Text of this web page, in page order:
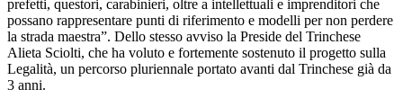
prefetti, questori, carabinieri, oltre a intellettuali e imprenditori che
possano rappresentare punti di riferimento e modelli per non perdere
la strada maestra”. Dello stesso avviso la Preside del Trinchese
Alieta Sciolti, che ha voluto e fortemente sostenuto il progetto sulla
Legalità, un percorso pluriennale portato avanti dal Trinchese già da
3 anni.